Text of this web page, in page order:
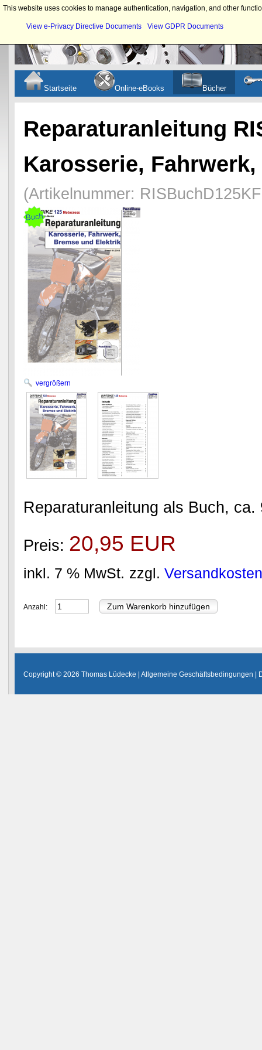
Startseite Online-eBooks Bücher
Reparaturanleitung
Karosserie,
(Artikelnummer:
vergrößern
Reparaturanleitung als Buch,
Preis: 20,95 EUR
inkl. 7 % MwSt. zzgl. Versandkosten
Anzahl:
Copyright © 2026 Thomas Lüdecke | Allgemeine Geschäftsbedingungen
This website uses cookies to manage authentication, navigation, and other
View e-Privacy Directive Documents View GDPR Documents